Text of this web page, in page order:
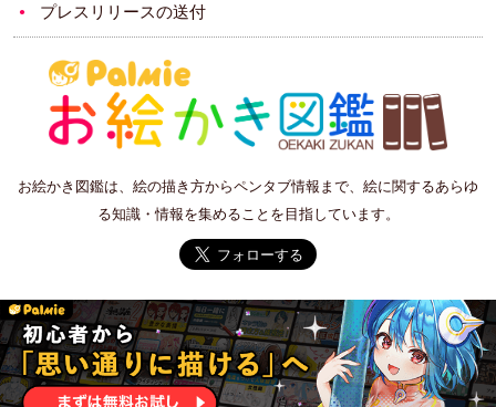
プレスリリースの送付
お絵かき図鑑は、絵の描き方からペンタブ情報まで、絵に関するあらゆ
る知識・情報を集めることを目指しています。